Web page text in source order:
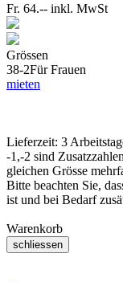
Fr. 64.-- inkl. MwSt
Grössen
38-2Für Frauen
mieten
Lieferzeit: 3
-1,-2 sind
gleichen Grösse
Bitte beachten Sie,
ist und bei Bedarf
Warenkorb